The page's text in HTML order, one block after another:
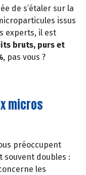
de s’étaler sur la
issus
experts, il est
bruts, purs et
, pas vous ?
micros
préoccupent
souvent doubles :
les